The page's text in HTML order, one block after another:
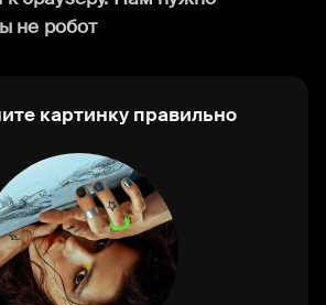
не робот
картинку правильно